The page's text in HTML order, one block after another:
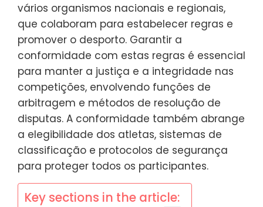
vários organismos nacionais e regionais,
que colaboram para estabelecer regras e
promover o desporto. Garantir a
conformidade com estas regras é essencial
para manter a justiça e a integridade nas
competições, envolvendo funções de
arbitragem e métodos de resolução de
disputas. A conformidade também abrange
a elegibilidade dos atletas, sistemas de
classificação e protocolos de segurança
para proteger todos os participantes.
Key sections in the article: